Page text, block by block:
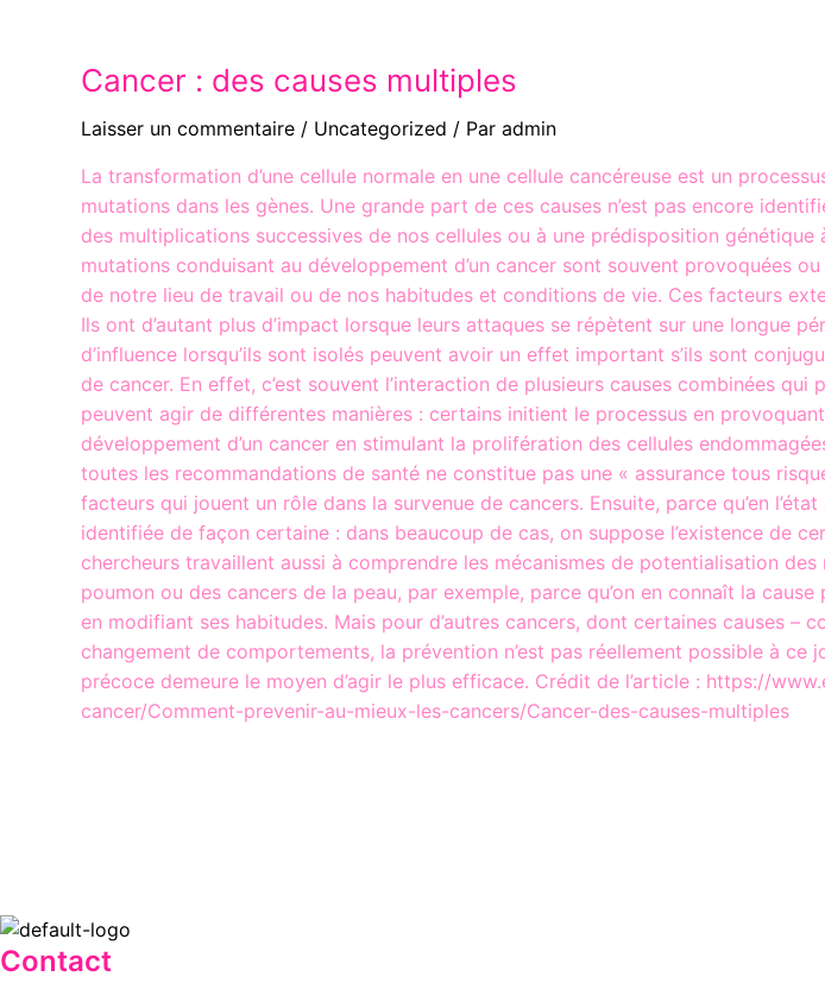
Cancer : des causes multiples
Laisser un commentaire / Uncategorized / Par admin
La transformation d’une cellule normale en une cellule cancéreuse est un
mutations dans les gènes. Une grande part de ces causes n’est pas encore
des multiplications successives de nos cellules ou à une prédisposition
mutations conduisant au développement d’un cancer sont souvent provoquées
de notre lieu de travail ou de nos habitudes et conditions de vie. Ces facteurs
Ils ont d’autant plus d’impact lorsque leurs attaques se répètent sur une longue
d’influence lorsqu’ils sont isolés peuvent avoir un effet important s’ils sont
de cancer. En effet, c’est souvent l’interaction de plusieurs causes combinées
peuvent agir de différentes manières : certains initient le processus en
développement d’un cancer en stimulant la prolifération des cellules
toutes les recommandations de santé ne constitue pas une « assurance tous
facteurs qui jouent un rôle dans la survenue de cancers. Ensuite, parce qu’en
identifiée de façon certaine : dans beaucoup de cas, on suppose l’existence de
chercheurs travaillent aussi à comprendre les mécanismes de potentialisation
poumon ou des cancers de la peau, par exemple, parce qu’on en connaît la
en modifiant ses habitudes. Mais pour d’autres cancers, dont certaines causes –
changement de comportements, la prévention n’est pas réellement possible à ce
précoce demeure le moyen d’agir le plus efficace. Crédit de l’article : https://
cancer/Comment-prevenir-au-mieux-les-cancers/Cancer-des-causes-multiples
Contact